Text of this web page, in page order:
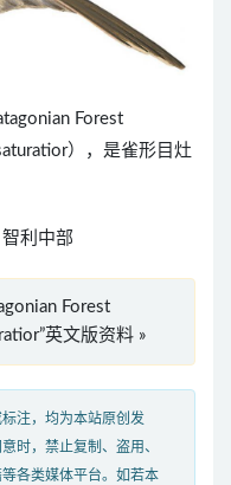
Forest
），是雀形目灶
利中部
Forest
英文版资料 »
注，均为本站原创发
时，禁止复制、盗用、
各类媒体平台。如若本